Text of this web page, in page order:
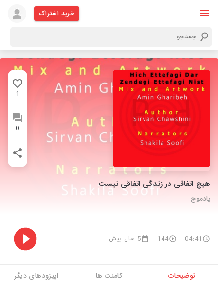
خرید اشتراک
1
0
هیچ اتفاقی در زندگی اتفاقی نیست
پادموج
04:41
144 5 سال پیش
توضیحات کامنت ها اپیزودهای دیگر